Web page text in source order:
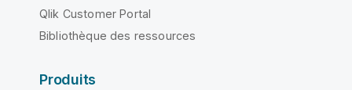
Qlik Customer Portal
Bibliothèque des ressources
Produits